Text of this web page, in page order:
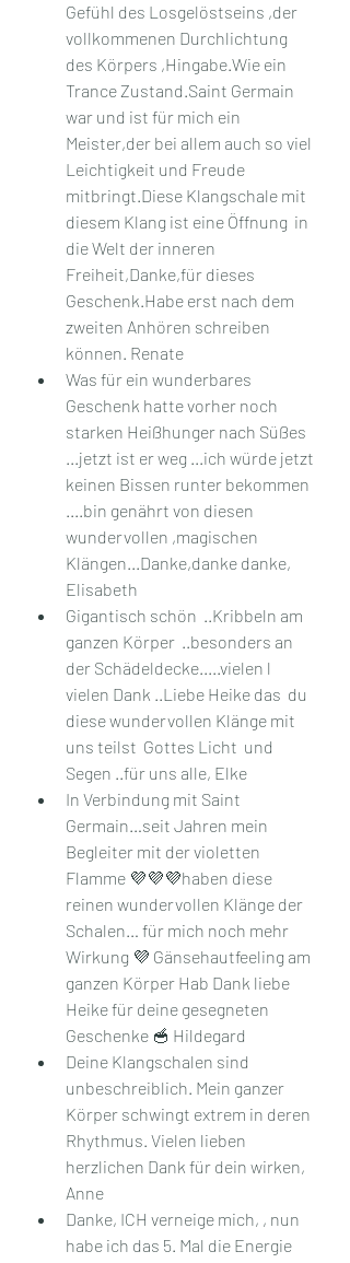
Gefühl des Losgelöstseins ,der
vollkommenen Durchlichtung
des Körpers ,Hingabe.Wie ein
Trance Zustand.Saint Germain
war und ist für mich ein
Meister,der bei allem auch so viel
Leichtigkeit und Freude
mitbringt.Diese Klangschale mit
diesem Klang ist eine Öffnung  in
die Welt der inneren
Freiheit,Danke,für dieses
Geschenk.Habe erst nach dem
zweiten Anhören schreiben
können. Renate
Was für ein wunderbares
Geschenk hatte vorher noch
starken Heißhunger nach Süßes
...jetzt ist er weg ...ich würde jetzt
keinen Bissen runter bekommen
....bin genährt von diesen
wundervollen ,magischen
Klängen...Danke,danke danke,
Elisabeth
Gigantisch schön  ..Kribbeln am
ganzen Körper  ..besonders an
der Schädeldecke.....vielen l
vielen Dank ..Liebe Heike das  du
diese wundervollen Klänge mit
uns teilst  Gottes Licht  und
Segen ..für uns alle, Elke
In Verbindung mit Saint
Germain…seit Jahren mein
Begleiter mit der violetten
Flamme 💜💜💜haben diese
reinen wundervollen Klänge der
Schalen… für mich noch mehr
Wirkung 💜 Gänsehautfeeling am
ganzen Körper Hab Dank liebe
Heike für deine gesegneten
Geschenke 🥣 Hildegard
Deine Klangschalen sind
unbeschreiblich. Mein ganzer
Körper schwingt extrem in deren
Rhythmus. Vielen lieben
herzlichen Dank für dein wirken,
Anne
Danke, ICH verneige mich, ️, nun
habe ich das 5. Mal die Energie